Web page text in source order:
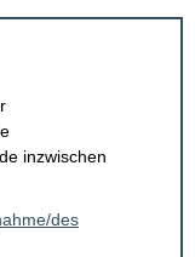
inzwischen
des